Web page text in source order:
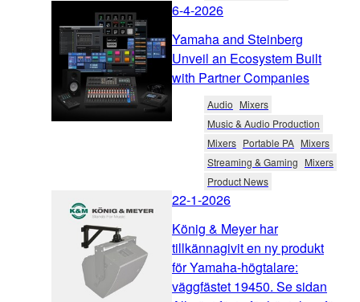
6-4-2026
Yamaha and Steinberg
Unveil an Ecosystem Built
with Partner Companies
Audio Mixers
Music & Audio Production
Mixers Portable PA Mixers
Streaming & Gaming Mixers
Product News
22-1-2026
König & Meyer har
tillkännagivit en ny produkt
för Yamaha-högtalare:
väggfästet 19450. Se sidan